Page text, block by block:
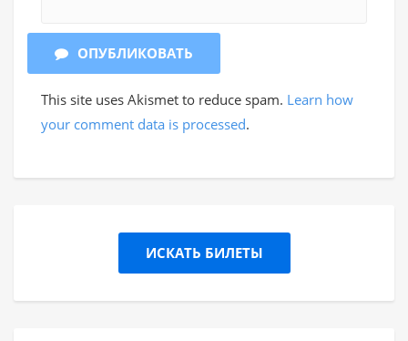
ОПУБЛИКОВАТЬ
This site uses Akismet to reduce spam. Learn how
your comment data is processed.
ИСКАТЬ БИЛЕТЫ